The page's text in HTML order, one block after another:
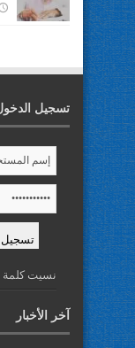
تسجيل
نسيت كلمة
آخر الأخبار